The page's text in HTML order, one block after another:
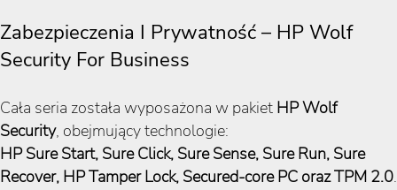
Zabezpieczenia I Prywatność – HP Wolf
Security For Business
Cała seria została wyposażona w pakiet HP Wolf
Security, obejmujący technologie:
HP Sure Start, Sure Click, Sure Sense, Sure Run, Sure
Recover, HP Tamper Lock, Secured-core PC oraz TPM 2.0.